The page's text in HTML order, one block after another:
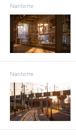
Nanterre
Nanterre